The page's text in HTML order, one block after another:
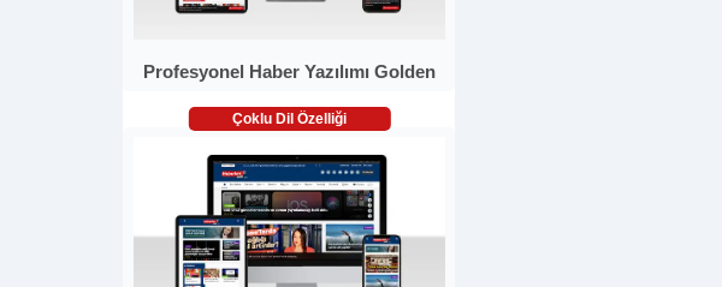
Profesyonel Haber Yazılımı Golden
Çoklu Dil Özelliği